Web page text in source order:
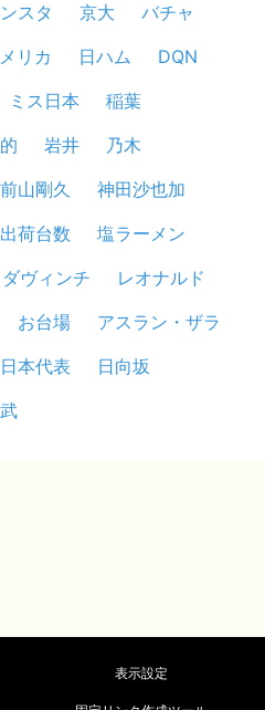
スタ 京大
バチャ
リカ 日ハム
DQN
ミス日本
稲葉
岩井
乃木
前山剛久
神田沙也加
出荷台数
塩ラーメン
ダヴィンチ
レオナルド
お台場
アスラン・ザラ
本代表
日向坂
表示設定